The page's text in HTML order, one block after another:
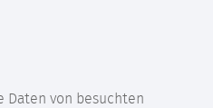
Daten von besuchten